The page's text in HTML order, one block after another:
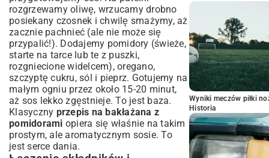
rozgrzewamy oliwę, wrzucamy drobno
posiekany czosnek i chwilę smażymy, aż
zacznie pachnieć (ale nie może się
przypalić!). Dodajemy pomidory (świeże,
starte na tarce lub te z puszki,
rozgniecione widelcem), oregano,
szczyptę cukru, sól i pieprz. Gotujemy na
małym ogniu przez około 15-20 minut,
aż sos lekko zgęstnieje. To jest baza.
Klasyczny przepis na bakłażana z
pomidorami opiera się właśnie na takim
prostym, ale aromatycznym sosie. To
jest serce dania.
Wyniki meczów piłki
Historia